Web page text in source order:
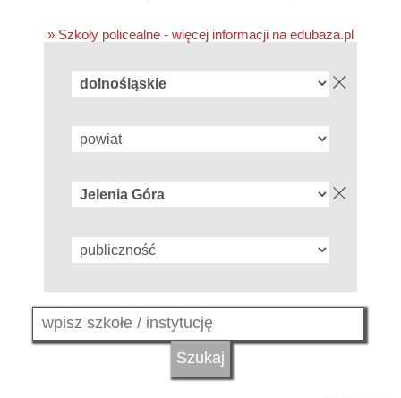
» Szkoły policealne - więcej informacji na edubaza.pl